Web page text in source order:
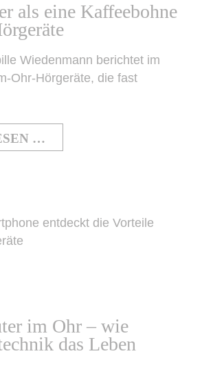
als eine Kaffeebohne
Wiedenmann berichtet im
Ohr-Hörgeräte, die fast
…
im Ohr – wie
das Leben